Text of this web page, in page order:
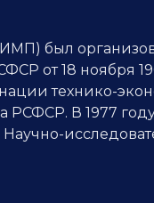
был
от 18 ноября
технико-
РСФСР. В 1977